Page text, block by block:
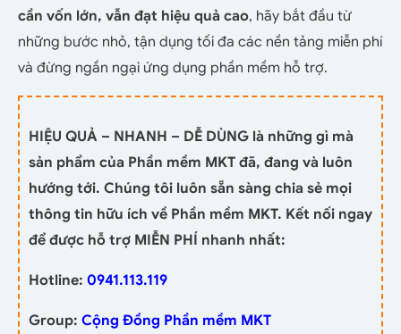
cần vốn lớn, vẫn đạt hiệu quả cao, hãy bắt đầu từ
những bước nhỏ, tận dụng tối đa các nền tảng miễn phí
và đừng ngần ngại ứng dụng phần mềm hỗ trợ.
HIỆU QUẢ – NHANH – DỄ DÙNG là những gì mà
sản phẩm của Phần mềm MKT đã, đang và luôn
hướng tới. Chúng tôi luôn sẵn sàng chia sẻ mọi
thông tin hữu ích về Phần mềm MKT. Kết nối ngay
để được hỗ trợ MIỄN PHÍ nhanh nhất:
Hotline: 0941.113.119
Group: Cộng Đồng Phần mềm MKT